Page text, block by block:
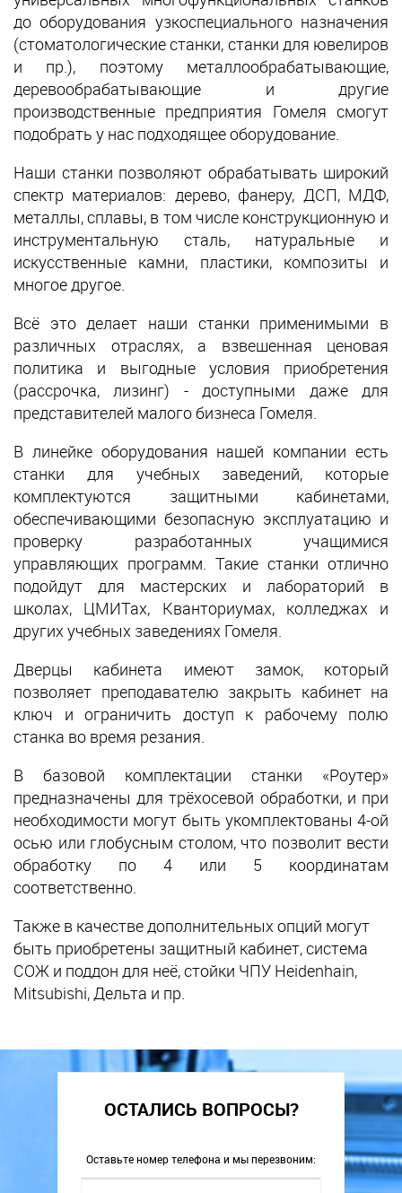
до оборудования узкоспециального назначения
(стоматологические станки, станки для ювелиров
и пр.), поэтому металлообрабатывающие,
деревообрабатывающие и другие
производственные предприятия Гомеля смогут
подобрать у нас подходящее оборудование.
Наши станки позволяют обрабатывать широкий
спектр материалов: дерево, фанеру, ДСП, МДФ,
металлы, сплавы, в том числе конструкционную и
инструментальную сталь, натуральные и
искусственные камни, пластики, композиты и
многое другое.
Всё это делает наши станки применимыми в
различных отраслях, а взвешенная ценовая
политика и выгодные условия приобретения
(рассрочка, лизинг) - доступными даже для
представителей малого бизнеса Гомеля.
В линейке оборудования нашей компании есть
станки для учебных заведений, которые
комплектуются защитными кабинетами,
обеспечивающими безопасную эксплуатацию и
проверку разработанных учащимися
управляющих программ. Такие станки отлично
подойдут для мастерских и лабораторий в
школах, ЦМИТах, Кванториумах, колледжах и
других учебных заведениях Гомеля.
Дверцы кабинета имеют замок, который
позволяет преподавателю закрыть кабинет на
ключ и ограничить доступ к рабочему полю
станка во время резания.
В базовой комплектации станки «Роутер»
предназначены для трёхосевой обработки, и при
необходимости могут быть укомплектованы 4-ой
осью или глобусным столом, что позволит вести
обработку по 4 или 5 координатам
соответственно.
Также в качестве дополнительных опций могут
быть приобретены защитный кабинет, система
СОЖ и поддон для неё, стойки ЧПУ Heidenhain,
Mitsubishi, Дельта и пр.
ОСТАЛИСЬ ВОПРОСЫ?
Оставьте номер телефона и мы перезвоним: